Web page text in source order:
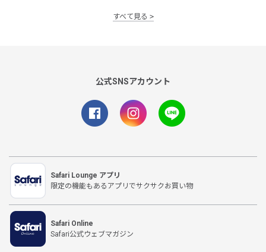
すべて見る
公式SNSアカウント
Safari Lounge アプリ
限定の機能もあるアプリでサクサクお買い物
Safari Online
Safari公式ウェブマガジン